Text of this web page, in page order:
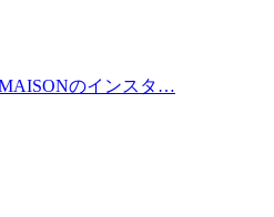
のインスタ…